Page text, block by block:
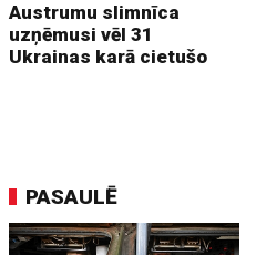
Austrumu slimnīca
uzņēmusi vēl 31
Ukrainas karā cietušo
PASAULĒ